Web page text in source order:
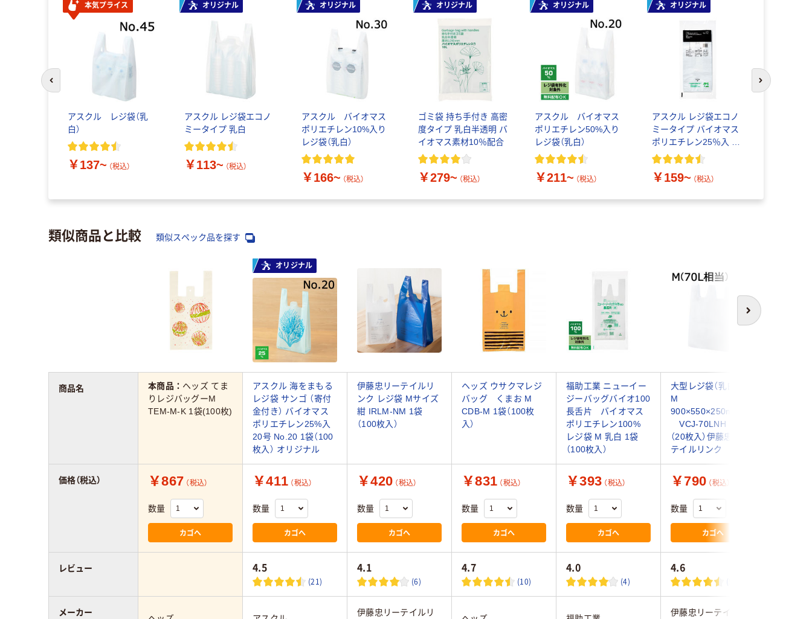
本気プライス
アスクル レジ袋（乳
白）
￥137~ （税込）
オリジナル
アスクル レジ袋エコノ
ミータイプ 乳白
￥113~ （税込）
オリジナル
アスクル バイオマス
ポリエチレン10%入り
レジ袋（乳白）
￥166~ （税込）
オリジナル
ゴミ袋 持ち手付き 高密
度タイプ 乳白半透明 バ
イオマス素材10％配合
￥279~ （税込）
オリジナル
アスクル バイオマス
ポリエチレン50%入り
レジ袋（乳白）
￥211~ （税込）
オリジナル
アスクル レジ袋エコノ
ミータイプ バイオマス
ポリエチレン25％入 乳
白
￥159~ （税込）
前のスライドへ 次のスライド
類似商品と比較 類似スペック品を探す
次へ
オリジナル
本商品： ヘッズ てま
りレジバッグーM
TEM-M-K 1袋(100枚)
アスクル 海をまもる
レジ袋 サンゴ （寄付
金付き） バイオマス
ポリエチレン25%入
20号 No.20 1袋（100
枚入） オリジナル
伊藤忠リーテイルリ
ンク レジ袋 Mサイズ
紺 IRLM-NM 1袋
（100枚入）
ヘッズ ウサクマレジ
バッグ くまお M
CDB-M 1袋（100枚
入）
福助工業 ニューイー
ジーバッグバイオ100
長舌片 バイオマス
ポリエチレン100%
レジ袋 M 乳白 1袋
（100枚入）
大型レジ袋（乳白）
M
900×550×250mm
VCJ-70LNH 1袋
（20枚入）伊藤忠リー
テイルリンク
￥867 （税込）
数量
カゴへ
￥411 （税込）
数量
カゴへ
￥420 （税込）
数量
カゴへ
￥831 （税込）
数量
カゴへ
￥393 （税込）
数量
カゴへ
￥790 （税込）
数量
カゴへ
4.5
(21)
4.1
(6)
4.7
(10)
4.0
(4)
4.6
(5)
伊藤忠リーテイルリ
伊藤忠リーテイルリ
商品名
価格（税込）
レビュー
メーカー